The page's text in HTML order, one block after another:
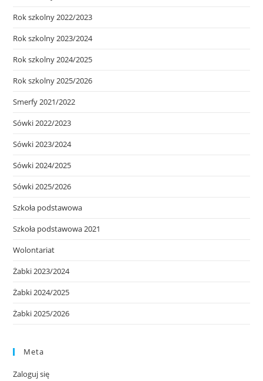
Rok szkolny 2022/2023
Rok szkolny 2023/2024
Rok szkolny 2024/2025
Rok szkolny 2025/2026
Smerfy 2021/2022
Sówki 2022/2023
Sówki 2023/2024
Sówki 2024/2025
Sówki 2025/2026
Szkoła podstawowa
Szkoła podstawowa 2021
Wolontariat
Żabki 2023/2024
Żabki 2024/2025
Żabki 2025/2026
Meta
Zaloguj się